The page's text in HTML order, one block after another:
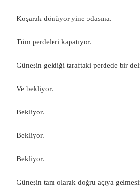
Koşarak dönüyor yine odasına.
Tüm perdeleri kapatıyor.
Güneşin geldiği taraftaki perdede bir
Ve bekliyor.
Bekliyor.
Bekliyor.
Bekliyor.
Güneşin tam olarak doğru açıya